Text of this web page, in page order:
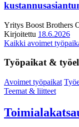
Yritys Boost Brothers
Kirjoitettu 18.6.2026
Kaikki avoimet
Työpaikat &
Avoimet työpaikat
Teemat & liitteet